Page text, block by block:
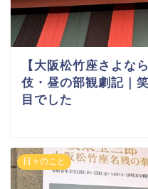
【大阪松竹座さよな
伎・昼の部観劇記｜
目でした
日々のこと